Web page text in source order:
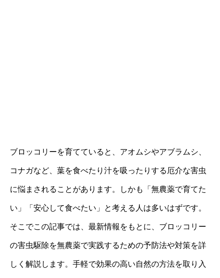
ブロッコリーを育てていると、アオムシやアブラムシ、
コナガなど、葉を食べたり汁を吸ったりする厄介な害虫
に悩まされることがあります。しかも「無農薬で育てた
い」「安心して食べたい」と考える人は多いはずです。
そこでこの記事では、最新情報をもとに、ブロッコリー
の害虫駆除を無農薬で実践するための予防法や対策を詳
しく解説します。手軽で効果の高い自然の方法を取り入